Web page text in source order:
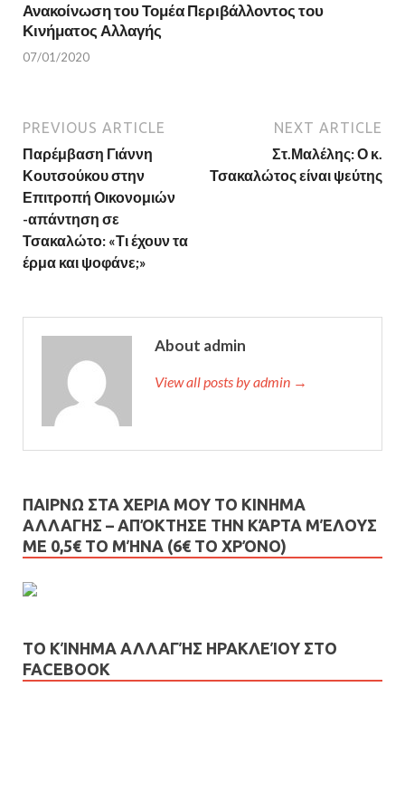
Ανακοίνωση του Τομέα Περιβάλλοντος του
Κινήματος Αλλαγής
07/01/2020
PREVIOUS ARTICLE
Παρέμβαση Γιάννη
Κουτσούκου στην
Επιτροπή Οικονομιών
-απάντηση σε
Τσακαλώτο: «Τι έχουν τα
έρμα και ψοφάνε;»
NEXT ARTICLE
Στ.Μαλέλης: Ο κ.
Τσακαλώτος είναι ψεύτης
About admin
View all posts by admin →
ΠΑΙΡΝΩ ΣΤΑ ΧΕΡΙΑ ΜΟΥ ΤΟ ΚΙΝΗΜΑ
ΑΛΛΑΓΗΣ – AΠΌΚΤΗΣΕ ΤΗΝ ΚΆΡΤΑ ΜΈΛΟΥΣ
ΜΕ 0,5€ ΤΟ ΜΉΝΑ (6€ ΤΟ ΧΡΌΝΟ)
ΤΟ ΚΊΝΗΜΑ ΑΛΛΑΓΉΣ ΗΡΑΚΛΕΊΟΥ ΣΤΟ
FACEBOOK